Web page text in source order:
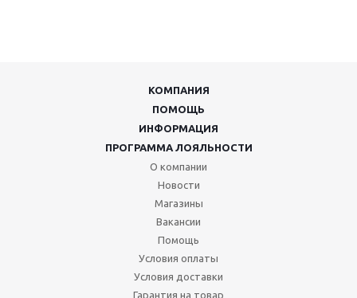
КОМПАНИЯ
ПОМОЩЬ
ИНФОРМАЦИЯ
ПРОГРАММА ЛОЯЛЬНОСТИ
О компании
Новости
Магазины
Вакансии
Помощь
Условия оплаты
Условия доставки
Гарантия на товар